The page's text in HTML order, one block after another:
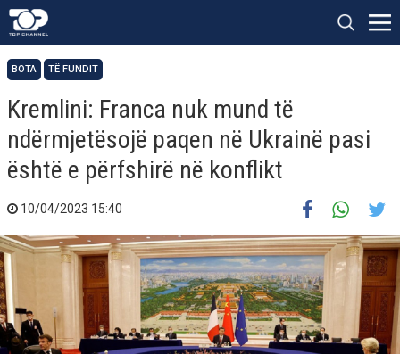
BOTA TË FUNDIT
Kremlini: Franca nuk mund të
ndërmjetësojë paqen në Ukrainë pasi
është e përfshirë në konflikt
10/04/2023 15:40